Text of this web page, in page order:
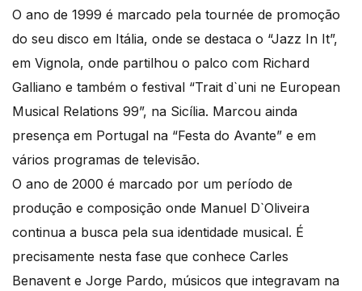
O ano de 1999 é marcado pela tournée de promoção
do seu disco em Itália, onde se destaca o “Jazz In It”,
em Vignola, onde partilhou o palco com Richard
Galliano e também o festival “Trait d`uni ne European
Musical Relations 99”, na Sicília. Marcou ainda
presença em Portugal na “Festa do Avante” e em
vários programas de televisão.
O ano de 2000 é marcado por um período de
produção e composição onde Manuel D`Oliveira
continua a busca pela sua identidade musical. É
precisamente nesta fase que conhece Carles
Benavent e Jorge Pardo, músicos que integravam na